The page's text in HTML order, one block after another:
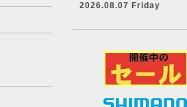
2026.08.07 Friday